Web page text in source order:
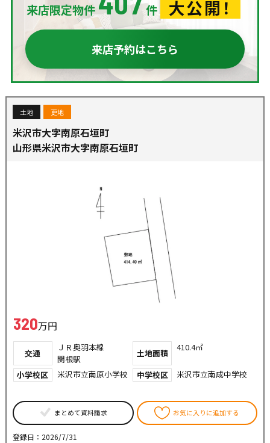
来店限定物件 件 大公開！
来店予約はこちら
土地 更地
米沢市大字南原石垣町
山形県米沢市大字南原石垣町
320万円
交通
ＪＲ奥羽本線
関根駅
土地面積
410.4㎡
小学校区 米沢市立南原小学校 中学校区 米沢市立南成中学校
まとめて資料請求 お気に入りに追加する
登録日：2026/7/31